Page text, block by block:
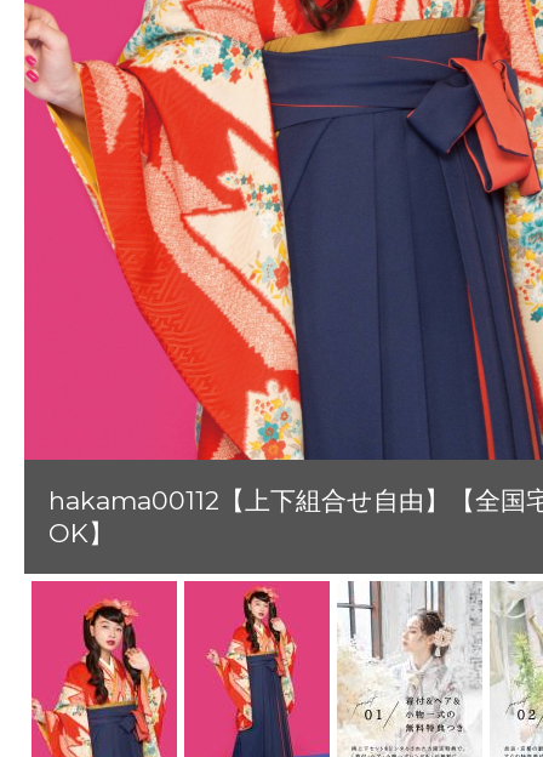
hakama00112【上下組合せ自由】【全国
OK】